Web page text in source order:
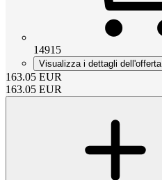
14915
Visualizza i dettagli dell'offerta
163.05 EUR
163.05 EUR